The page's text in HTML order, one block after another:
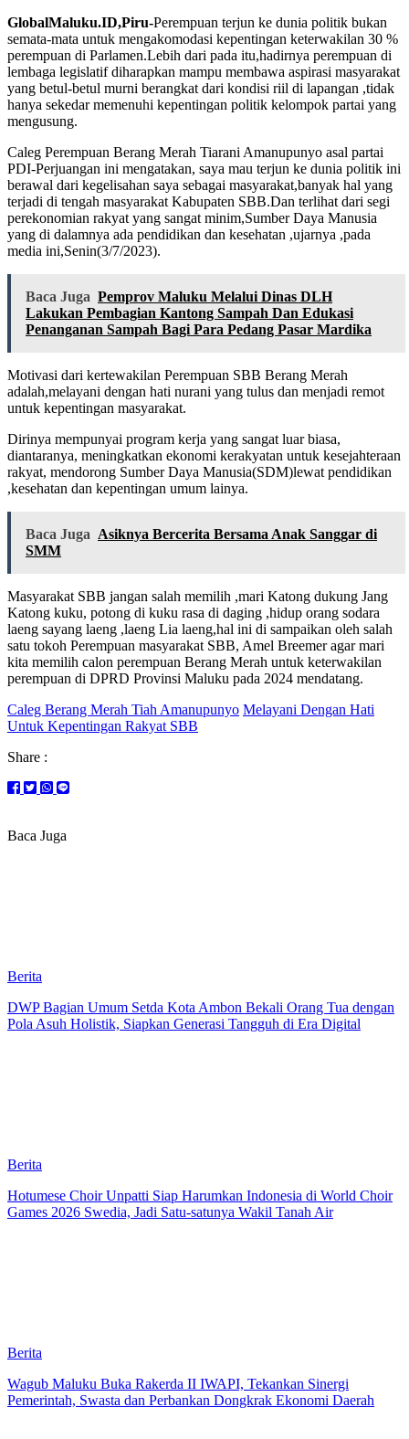
GlobalMaluku.ID,Piru-Perempuan terjun ke dunia politik bukan
semata-mata untuk mengakomodasi kepentingan keterwakilan 30 %
perempuan di Parlamen.Lebih dari pada itu,hadirnya perempuan di
lembaga legislatif diharapkan mampu membawa aspirasi masyarakat
yang betul-betul murni berangkat dari kondisi riil di lapangan ,tidak
hanya sekedar memenuhi kepentingan politik kelompok partai yang
mengusung.
Caleg Perempuan Berang Merah Tiarani Amanupunyo asal partai
PDI-Perjuangan ini mengatakan, saya mau terjun ke dunia politik ini
berawal dari kegelisahan saya sebagai masyarakat,banyak hal yang
terjadi di tengah masyarakat Kabupaten SBB.Dan terlihat dari segi
perekonomian rakyat yang sangat minim,Sumber Daya Manusia
yang di dalamnya ada pendidikan dan kesehatan ,ujarnya ,pada
media ini,Senin(3/7/2023).
Baca Juga Pemprov Maluku Melalui Dinas DLH
Lakukan Pembagian Kantong Sampah Dan Edukasi
Penanganan Sampah Bagi Para Pedang Pasar Mardika
Motivasi dari kertewakilan Perempuan SBB Berang Merah
adalah,melayani dengan hati nurani yang tulus dan menjadi remot
untuk kepentingan masyarakat.
Dirinya mempunyai program kerja yang sangat luar biasa,
diantaranya, meningkatkan ekonomi kerakyatan untuk kesejahteraan
rakyat, mendorong Sumber Daya Manusia(SDM)lewat pendidikan
,kesehatan dan kepentingan umum lainya.
Baca Juga Asiknya Bercerita Bersama Anak Sanggar di
SMM
Masyarakat SBB jangan salah memilih ,mari Katong dukung Jang
Katong kuku, potong di kuku rasa di daging ,hidup orang sodara
laeng sayang laeng ,laeng Lia laeng,hal ini di sampaikan oleh salah
satu tokoh Perempuan masyarakat SBB, Amel Breemer agar mari
kita memilih calon perempuan Berang Merah untuk keterwakilan
perempuan di DPRD Provinsi Maluku pada 2024 mendatang.
Caleg Berang Merah Tiah Amanupunyo Melayani Dengan Hati
Untuk Kepentingan Rakyat SBB
Share :
Baca Juga
Berita
DWP Bagian Umum Setda Kota Ambon Bekali Orang Tua dengan
Pola Asuh Holistik, Siapkan Generasi Tangguh di Era Digital
Berita
Hotumese Choir Unpatti Siap Harumkan Indonesia di World Choir
Games 2026 Swedia, Jadi Satu-satunya Wakil Tanah Air
Berita
Wagub Maluku Buka Rakerda II IWAPI, Tekankan Sinergi
Pemerintah, Swasta dan Perbankan Dongkrak Ekonomi Daerah